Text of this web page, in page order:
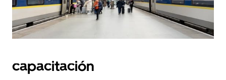
capacitación